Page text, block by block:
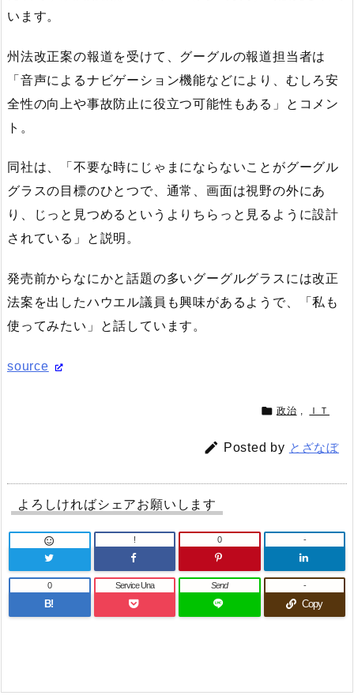
います。
州法改正案の報道を受けて、グーグルの報道担当者は
「音声によるナビゲーション機能などにより、むしろ安
全性の向上や事故防止に役立つ可能性もある」とコメン
ト。
同社は、「不要な時にじゃまにならないことがグーグル
グラスの目標のひとつで、通常、画面は視野の外にあ
り、じっと見つめるというよりちらっと見るように設計
されている」と説明。
発売前からなにかと話題の多いグーグルグラスには改正
法案を出したハウエル議員も興味があるようで、「私も
使ってみたい」と話しています。
source
 政治 , ＩＴ
 Posted by とざなぼ
よろしければシェアお願いします
 ! 0 -
B!
0 Service Una Send
Copy
-